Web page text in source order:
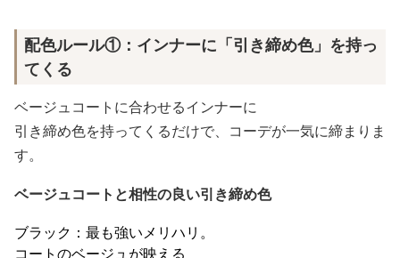
配色ルール①：インナーに「引き締め色」を持っ
てくる
ベージュコートに合わせるインナーに
引き締め色を持ってくるだけで、コーデが一気に締まりま
す。
ベージュコートと相性の良い引き締め色
ブラック：最も強いメリハリ。
コートのベージュが映える